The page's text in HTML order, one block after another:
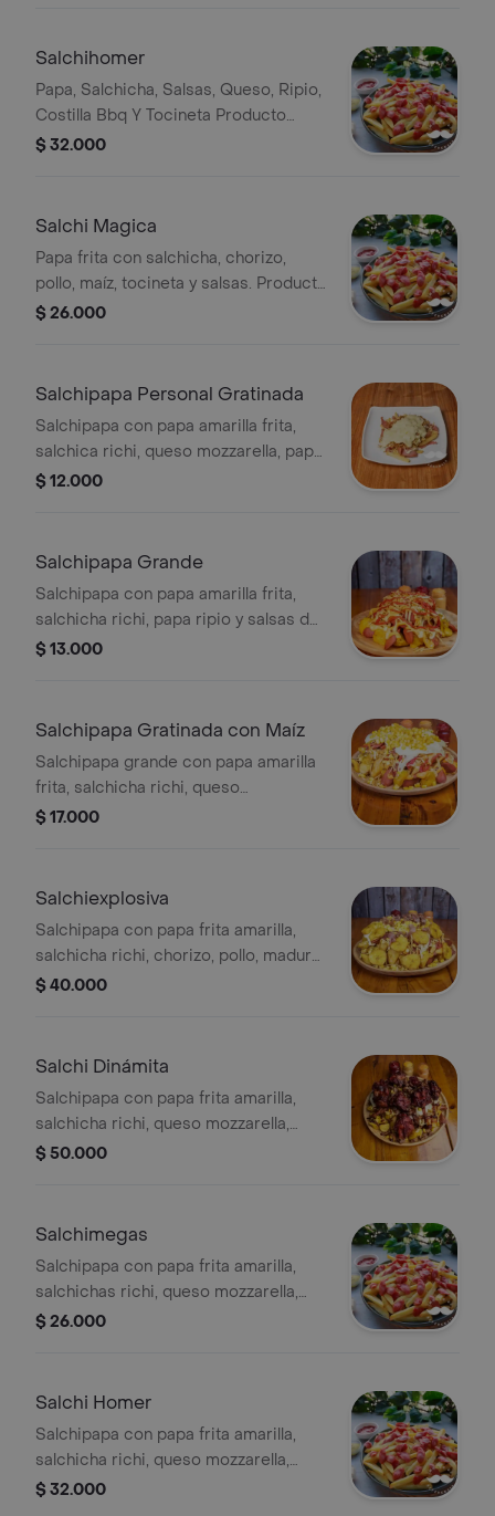
Salchihomer
Papa, Salchicha, Salsas, Queso, Ripio,
Costilla Bbq Y Tocineta Producto
creado por Rappi.
$ 32.000
Salchi Magica
Papa frita con salchicha, chorizo,
pollo, maíz, tocineta y salsas. Producto
creado por Rappi.
$ 26.000
Salchipapa Personal Gratinada
Salchipapa con papa amarilla frita,
salchica richi, queso mozzarella, papa
ripio y salsas de la casa.
$ 12.000
Salchipapa Grande
Salchipapa con papa amarilla frita,
salchicha richi, papa ripio y salsas de
la casa.
$ 13.000
Salchipapa Gratinada con Maíz
Salchipapa grande con papa amarilla
frita, salchicha richi, queso
mozzarella, maíz y salsas de la casa.
$ 17.000
Salchiexplosiva
Salchipapa con papa frita amarilla,
salchicha richi, chorizo, pollo, maduro,
tocineta, maíz, ripio, carne
$ 40.000
Salchi Dinámita
Salchipapa con papa frita amarilla,
salchicha richi, queso mozzarella,
ripio, maíz, tocineta, maduro, pollo,
$ 50.000
Salchimegas
Salchipapa con papa frita amarilla,
salchichas richi, queso mozzarella,
ripio, maíz, tocineta, maduro y salsas
$ 26.000
Salchi Homer
Salchipapa con papa frita amarilla,
salchicha richi, queso mozzarella,
ripio, costilla bbq, tocineta y salsas de
$ 32.000